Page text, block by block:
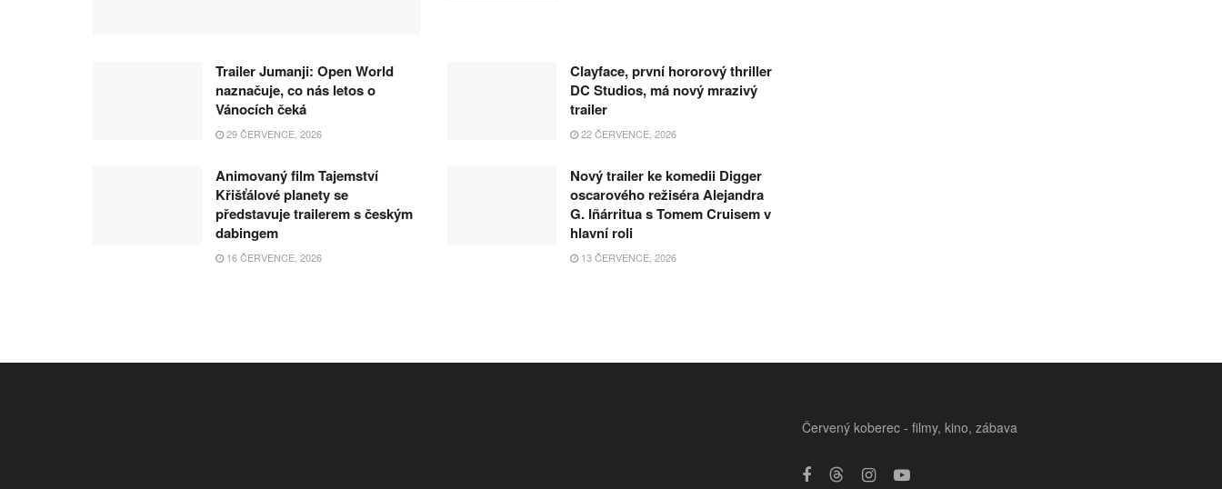
Trailer Jumanji: Open World
naznačuje, co nás letos o
Vánocích čeká
29 ČERVENCE, 2026
Clayface, první hororový thriller
DC Studios, má nový mrazivý
trailer
22 ČERVENCE, 2026
Animovaný film Tajemství
Křišťálové planety se
představuje trailerem s českým
dabingem
16 ČERVENCE, 2026
Nový trailer ke komedii Digger
oscarového režiséra Alejandra
G. Iñárritua s Tomem Cruisem v
hlavní roli
13 ČERVENCE, 2026
Červený koberec - filmy, kino, zábava